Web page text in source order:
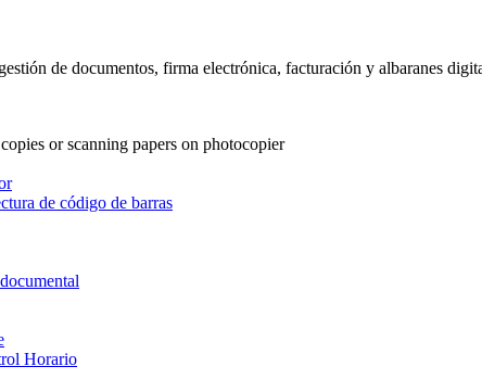
de código de barras
Horario